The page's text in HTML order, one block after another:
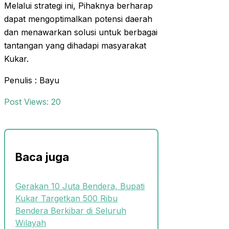
Melalui strategi ini, Pihaknya berharap
dapat mengoptimalkan potensi daerah
dan menawarkan solusi untuk berbagai
tantangan yang dihadapi masyarakat
Kukar.
Penulis : Bayu
Post Views: 20
Baca juga
Gerakan 10 Juta Bendera, Bupati
Kukar Targetkan 500 Ribu
Bendera Berkibar di Seluruh
Wilayah